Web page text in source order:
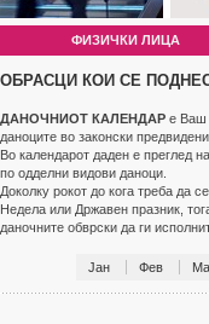
ФИЗИЧКИ ЛИЦА
ОБРАСЦИ КОИ СЕ
ДАНОЧНИОТ КАЛЕНДАР е Ваш
даноците во законски
Во календарот даден е преглед
по одделни видови даноци.
Доколку рокот до кога треба да
Недела или Државен празник,
даночните обврски да ги
Јан Фев